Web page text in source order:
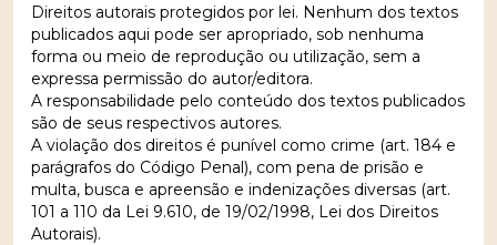
Direitos autorais protegidos por lei. Nenhum dos textos
publicados aqui pode ser apropriado, sob nenhuma
forma ou meio de reprodução ou utilização, sem a
expressa permissão do autor/editora.
A responsabilidade pelo conteúdo dos textos publicados
são de seus respectivos autores.
A violação dos direitos é punível como crime (art. 184 e
parágrafos do Código Penal), com pena de prisão e
multa, busca e apreensão e indenizações diversas (art.
101 a 110 da Lei 9.610, de 19/02/1998, Lei dos Direitos
Autorais).